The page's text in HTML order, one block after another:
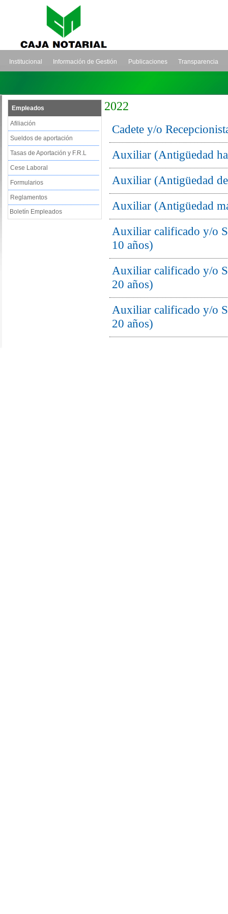
Institucional Información de Gestión Publicaciones Transparencia
Empleados
Afiliación
Sueldos de aportación
Tasas de Aportación y F.R.L
Cese Laboral
Formularios
Reglamentos
Boletín Empleados
2022
Cadete y/o
Auxiliar (Antigüedad
Auxiliar (Antigüedad
Auxiliar (Antigüedad
Auxiliar calificado y/o
10 años)
Auxiliar calificado y/o
20 años)
Auxiliar calificado y/o
20 años)